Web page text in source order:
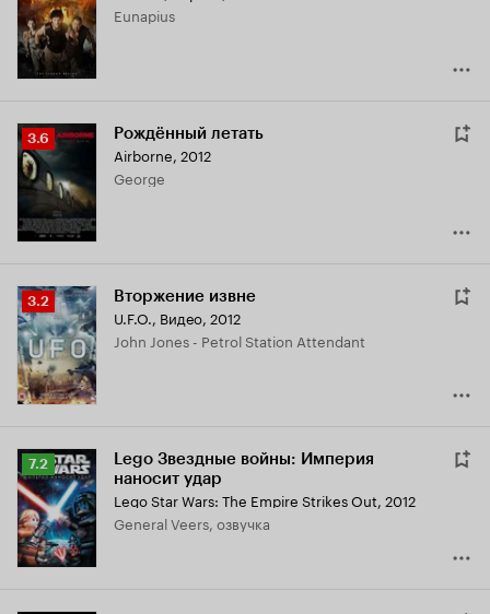
6.6
Eunapius
Рейтинг
Кинопоиска
3.6
3.6 Рождённый летать
Airborne, 2012
George
Рейтинг
Кинопоиска
3.2
3.2 Вторжение извне
U.F.O., Видео, 2012
John Jones - Petrol Station Attendant
Рейтинг
Кинопоиска
7.2
7.2
Lego Звездные войны: Империя
наносит удар
Lego Star Wars: The Empire Strikes Out, 2012
General Veers, озвучка